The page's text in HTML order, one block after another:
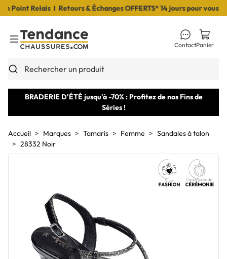
Point Relais I Retours & Échanges OFFERTS* 14 jours pour vous
Toggle Menu
Rechercher un produit
ContactPanier
BRADERIE D'ÉTÉ jusqu'à -70% : Profitez de nos Fins de
Séries !
Accueil Marques Tamaris Femme
Sandales à talon
28332 Noir